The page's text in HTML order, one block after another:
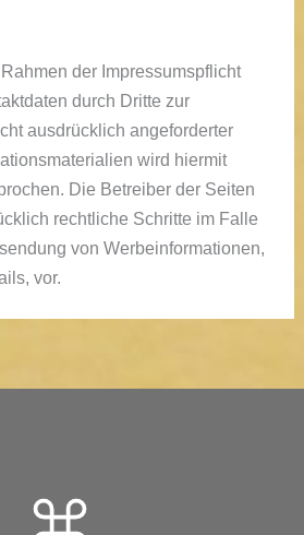
der Impressumspflicht
durch Dritte zur
ausdrücklich angeforderter
wird hiermit
Die Betreiber der Seiten
rechtliche Schritte im Falle
von Werbeinformationen,
vor.